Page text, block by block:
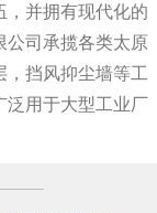
，并拥有现代化的
公司承揽各类太原
，挡风抑尘墙等工
泛用于大型工业厂